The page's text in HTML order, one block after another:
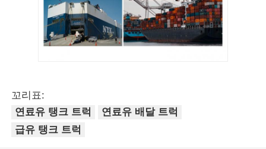
꼬리표:
연료유 탱크 트럭
연료유 배달 트럭
급유 탱크 트럭